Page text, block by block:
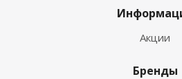
Акции
Бренды